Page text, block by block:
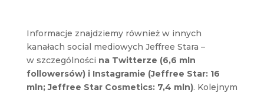
Informacje znajdziemy również w innych
kanałach social mediowych Jeffree Stara –
w szczególności na Twitterze (6,6 mln
followersów) i Instagramie (Jeffree Star: 16
mln; Jeffree Star Cosmetics: 7,4 mln). Kolejnym